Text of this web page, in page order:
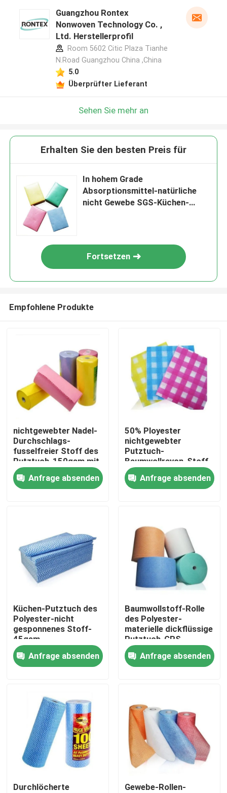
Über uns
Qualitätskontrolle
Kontakt
Dickflüssige Spinnfaser
Recycelte Polyester-Stapelfaser
Polypropylen-Stapelfaser
Guangzhou Rontex
Nonwoven Technology Co. ,
Ltd. Herstellerprofil
Room 5602 Citic Plaza Tianhe
N.Road Guangzhou China ,China
5.0
Überprüfter Lieferant
Sehen Sie mehr an
Erhalten Sie den besten Preis für
In hohem Grade
Absorptionsmittel-natürliche
nicht Gewebe SGS-Küchen-
Fortsetzen
Empfohlene Produkte
nichtgewebter Nadel-
Durchschlags-
fusselfreier Stoff des
Putztuch-150gsm mit
Farben
Anfrage absenden
50% Ployester
nichtgewebter
Putztuch-
Baumwollrayon-Stoff
für Küchen-Reinigung
Anfrage absenden
Küchen-Putztuch des
Polyester-nicht
gesponnenes Stoff-
45gsm
Anfrage absenden
Baumwollstoff-Rolle
des Polyester-
materielle dickflüssige
Putztuch-GRS
Anfrage absenden
Durchlöcherte
Gewebe-Rollen-